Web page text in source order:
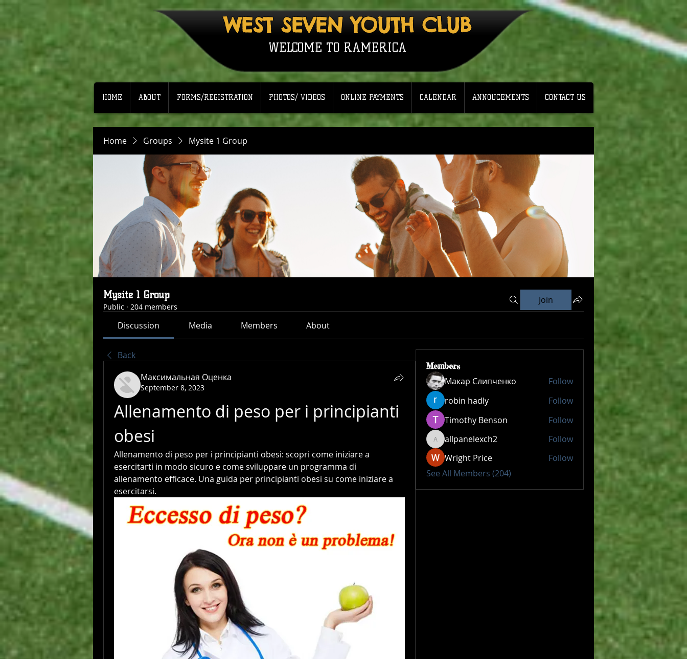
WEST SEVEN YOUTH CLUB
WELCOME TO RAMERICA
HOME ABOUT FORMS/REGISTRATION PHOTOS/ VIDEOS ONLINE PAYMENTS CALENDAR ANNOUCEMENTS CONTACT US
Home Groups Mysite 1 Group
Mysite 1 Group
Public · 204 members
Join
Discussion Media Members About
Back
Максимальная Оценка
September 8, 2023
Allenamento di peso per i principianti
obesi
Allenamento di peso per i principianti obesi: scopri come iniziare a
esercitarti in modo sicuro e come sviluppare un programma di
allenamento efficace. Una guida per principianti obesi su come iniziare a
esercitarsi.
Members
Макар Слипченко
Follow
robin hadly
Follow
Timothy Benson
Follow
allpanelexch2
allpanelexch2
Follow
Wright Price
Follow
See All Members (204)